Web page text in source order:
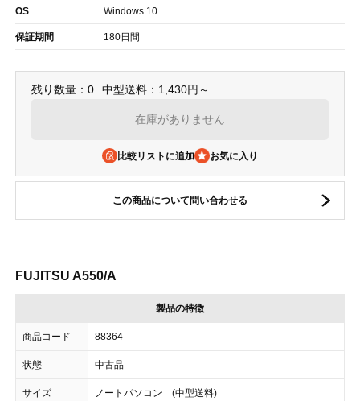
OS Windows 10
保証期間 180日間
残り数量：0 中型送料：1,430円～
在庫がありません
比較リストに追加
この商品について問い合わせる
FUJITSU A550/A
製品の特徴
商品コード 88364
状態 中古品
サイズ ノートパソコン (中型送料)